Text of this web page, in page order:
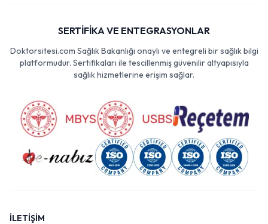
SERTİFİKA VE ENTEGRASYONLAR
Doktorsitesi.com Sağlık Bakanlığı onaylı ve entegreli bir sağlık bilgi
platformudur. Sertifikaları ile tescillenmiş güvenilir altyapısıyla
sağlık hizmetlerine erişim sağlar.
İLETİŞİM